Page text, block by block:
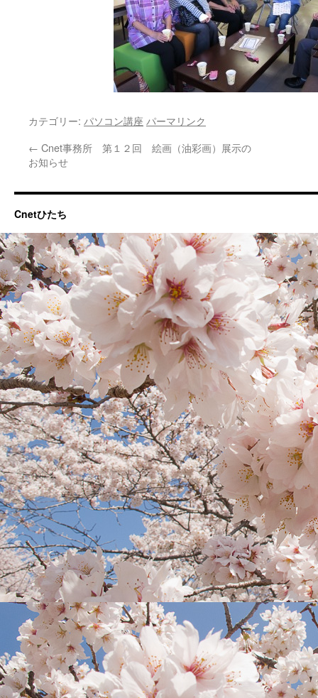
カテゴリー: パソコン講座 パーマリンク
← Cnet事務所 第１２回 絵画（油彩画）展示の
お知らせ
Cnetひたち